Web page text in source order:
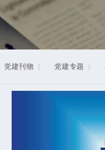
党建刊物 | 党建专题 |